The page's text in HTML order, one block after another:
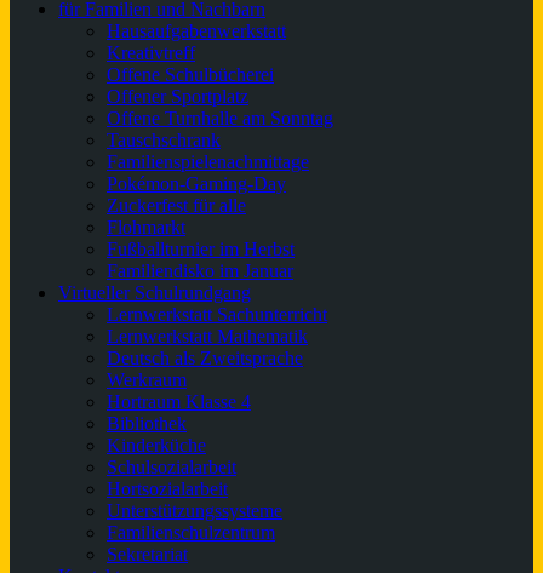
für Familien und Nachbarn
Hausaufgabenwerkstatt
Kreativtreff
Offene Schulbücherei
Offener Sportplatz
Offene Turnhalle am Sonntag
Tauschschrank
Familienspielenachmittage
Pokémon-Gaming-Day
Zuckerfest für alle
Flohmarkt
Fußballturnier im Herbst
Familiendisko im Januar
Virtueller Schulrundgang
Lernwerkstatt Sachunterricht
Lernwerkstatt Mathematik
Deutsch als Zweitsprache
Werkraum
Hortraum Klasse 4
Bibliothek
Kinderküche
Schulsozialarbeit
Hortsozialarbeit
Unterstützungssysteme
Familienschulzentrum
Sekretariat